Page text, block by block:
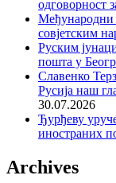
одговорност
Међународни
совјетским
Руским
пошта у
Славенко
Русија наш
30.07.2026
Ђурђеву
иностраних
Archives